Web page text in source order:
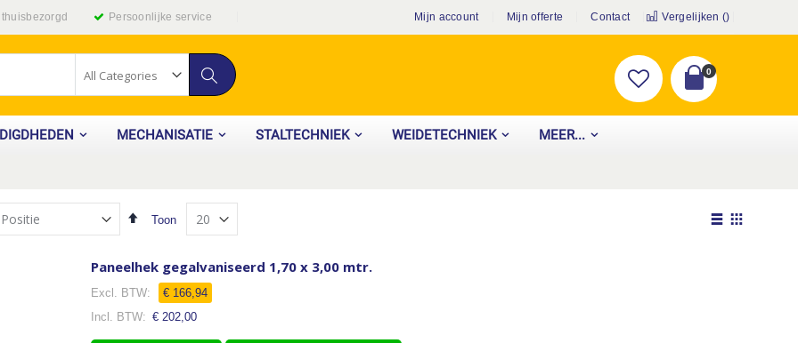
Persoonlijke service Mijn account Mijn offerte Contact Vergelijken ()
Cart
0producten
Zoek
MECHANISATIE STALTECHNIEK WEIDETECHNIEK MEER...
Van
laag
sorteren
Tonen
Toon
Paneelhek gegalvaniseerd 1,70 x 3,00 mtr.
€ 166,94
€ 202,00